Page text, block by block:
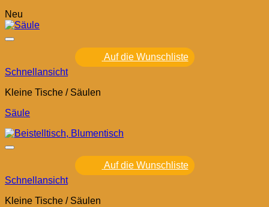
Neu
Auf die Wunschliste
Schnellansicht
Kleine Tische / Säulen
Säule
Auf die Wunschliste
Schnellansicht
Kleine Tische / Säulen